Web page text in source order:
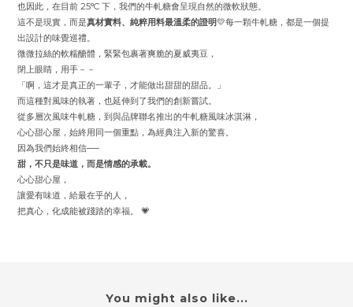
也因此，在目前 25°C 下，我們的牛軋糖會呈現自然的微軟狀態。
這不是現實，而是真材實料、純粹用料最溫柔的證明💛每一顆牛軋糖，都是一個提
出設計的味覺巡禮。
微微拉絲的軟糯醣體，緊緊包裹著爽脆的夏威夷豆，
閉上眼睛，用手－－
「啊，這才是真正的一輩子，才能做出甜甜的甜品。」
而這種對風味的執著，也延伸到了我們的創新嘗試。
從多層次風味牛軋糖，到與品牌聯名推出的牛軋糖風味冰淇淋，
心心甜心屋，始終用同一個重點，為經典注入新的驚喜。
因為我們始終相信──
甜，不只是味道，而是情感的承載。
心心甜心屋，
讓愛有味道，給最在乎的人，
把真心，化成能被踐踏的幸福。 💗
You might also like...